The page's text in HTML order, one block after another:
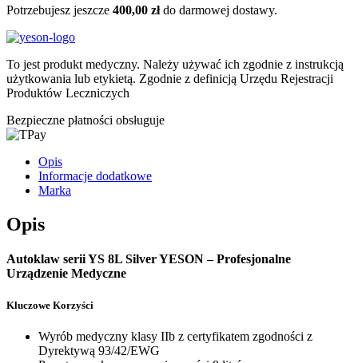
Potrzebujesz jeszcze 400,00 złdo darmowej dostawy.
To jest produkt medyczny. Należy używać ich zgodnie z instrukcją
użytkowania lub etykietą. Zgodnie z definicją Urzędu Rejestracji
Produktów Leczniczych
Bezpieczne płatności obsługuje
Opis
Informacje dodatkowe
Marka
Opis
Autoklaw serii YS 8L Silver YESON – Profesjonalne
Urządzenie Medyczne
Kluczowe Korzyści
Wyrób medyczny klasy IIb z certyfikatem zgodności z
Dyrektywą 93/42/EWG